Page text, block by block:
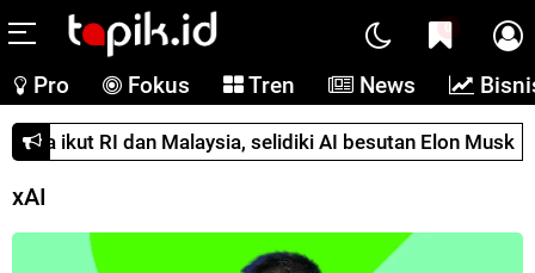
0
Pro Fokus Tren News
ikut RI dan Malaysia, selidiki AI besutan Elon Musk
xAI